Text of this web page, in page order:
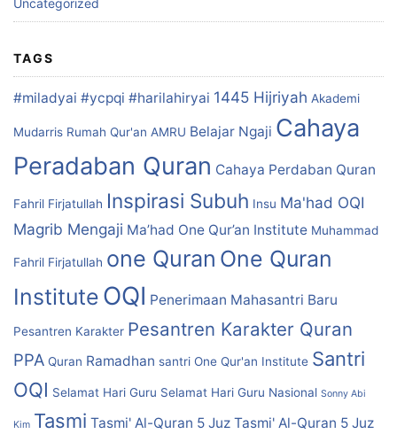
Uncategorized
TAGS
#miladyai #ycpqi #harilahiryai 1445 Hijriyah Akademi
Mudarris Rumah Qur'an AMRU Belajar Ngaji Cahaya
Peradaban Quran Cahaya Perdaban Quran
Fahril Firjatullah Inspirasi Subuh Insu Ma'had OQI
Magrib Mengaji Ma’had One Qur’an Institute Muhammad
Fahril Firjatullah one Quran One Quran
Institute OQI Penerimaan Mahasantri Baru
Pesantren Karakter Pesantren Karakter Quran
PPA Quran Ramadhan santri One Qur'an Institute Santri
OQI Selamat Hari Guru Selamat Hari Guru Nasional Sonny Abi
Kim Tasmi Tasmi' Al-Quran 5 Juz Tasmi' Al-Quran 5 Juz